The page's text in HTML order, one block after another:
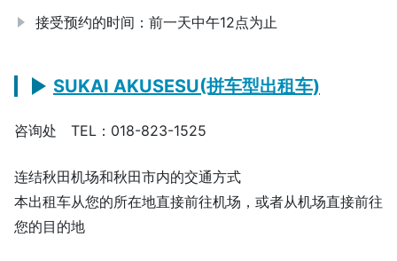
接受预约的时间：前一天中午12点为止
SUKAI AKUSESU(拼车型出租车)
咨询处 TEL：018-823-1525
连结秋田机场和秋田市内的交通方式
本出租车从您的所在地直接前往机场，或者从机场直接前往
您的目的地